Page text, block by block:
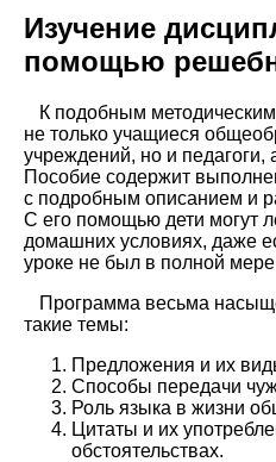
Изучение
помощью
К подобным
не только учащиеся
учреждений, но и педагоги,
Пособие содержит
с подробным описанием и
С его помощью дети могут
домашних условиях, даже
уроке не был в полной мере
Программа весьма
такие темы:
Предложения и их
Способы передачи
Роль языка в жизни
Цитаты и их
обстоятельствах.